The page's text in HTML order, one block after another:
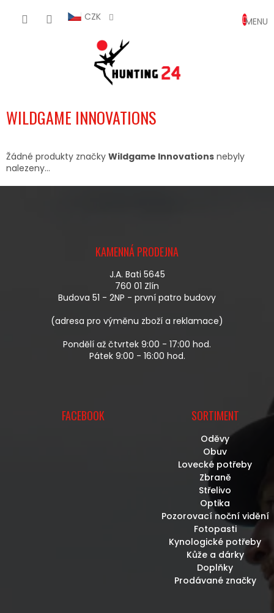
CZK
KOŠÍK
WILDGAME INNOVATIONS
Žádné produkty značky Wildgame Innovations nebyly
nalezeny...
KAMENNÁ PRODEJNA
J.A. Bati 5645
760 01 Zlín
Budova 51 - 2NP - první patro budovy
(adresa pro výměnu zboží a reklamace)
Pondělí až čtvrtek 9:00 - 17:00 hod.
Pátek 9:00 - 16:00 hod.
FACEBOOK SORTIMENT
Oděvy
Obuv
Lovecké potřeby
Zbraně
Střelivo
Optika
Pozorovací noční vidění
Fotopasti
Kynologické potřeby
Kůže a dárky
Doplňky
Prodávané značky